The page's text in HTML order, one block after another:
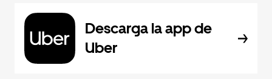
Descarga la app de
Uber